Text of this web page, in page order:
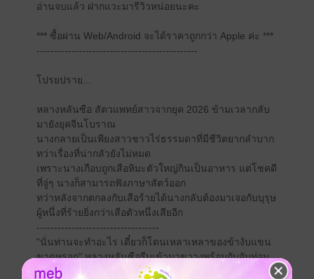
อ่านจบแล้ว ฝากแวะมารีวิวหน่อยนะคะ
*** ซื้อผ่าน Web/Android จะได้ราคาถูกกว่า Apple ค่ะ ***
----------------------------------------------
โปรยปราย...
หลางหลันซือ สัตวแพทย์สาวจากยุค 2026 ข้ามเวลากลับ
มายังยุคจีนโบราณ
นางกลายเป็นเพียงสาวชาวไร่ธรรมดาที่มีชีวิตยากลำบาก
ทว่าเรื่องที่น่ากลัวยังไม่หมด
เพราะนางเกือบถูกเสือหิมะตัวใหญ่กินเป็นอาหาร แต่โชคดี
ที่จู่ๆ นางก็สามารถฟังภาษาสัตว์ออก
ทว่าหลังจากตกลงกับเสือร้ายได้นางกลับต้องมาเจอกับบุรุษ
ผู้หนึ่งที่ร้ายยิ่งกว่าเสือตัวหนึ่งเสียอีก
-----------------------------------
"นั่นท่านจะทำอะไร เดี๋ยวก็โดนเหลาเหลาของข้างับแขน
ขาดหรอก" หลางหลันซือรีบเข้ามาขวางพร้อมกับจับท่อน
แขนแกร่งเอาไว้อย่างถือวิสาสะ